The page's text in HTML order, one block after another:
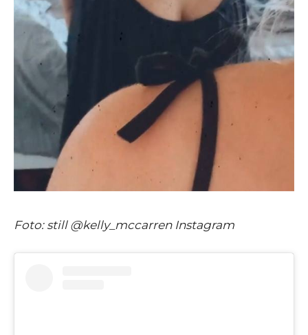
Foto: still @kelly_mccarren Instagram